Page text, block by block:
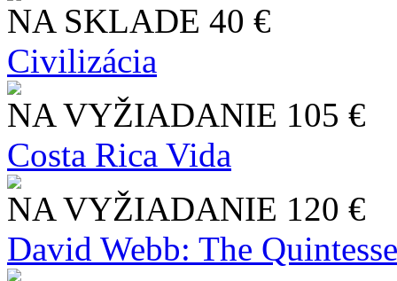
NA SKLADE 40 €
Civilizácia
NA VYŽIADANIE 105 €
Costa Rica Vida
NA VYŽIADANIE 120 €
David Webb: The